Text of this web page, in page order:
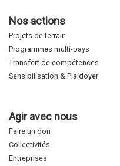
Nos actions
Projets de terrain
Programmes multi-pays
Transfert de compétences
Sensibilisation & Plaidoyer
Agir avec nous
Faire un don
Collectivités
Entreprises